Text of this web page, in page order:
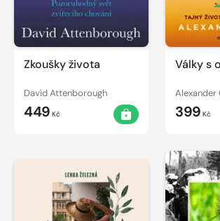
Zkoušky života
David Attenborough
449 Kč
Války s
Alexander
399 Kč